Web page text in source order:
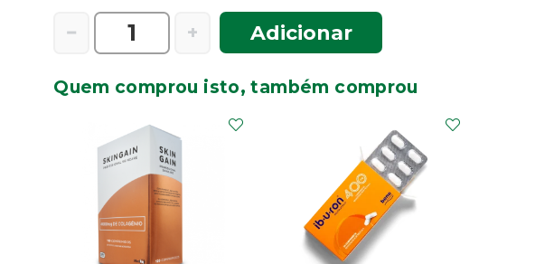
−
Quantidade
Bisnaga
+ Adicionar
Quem comprou isto, também comprou